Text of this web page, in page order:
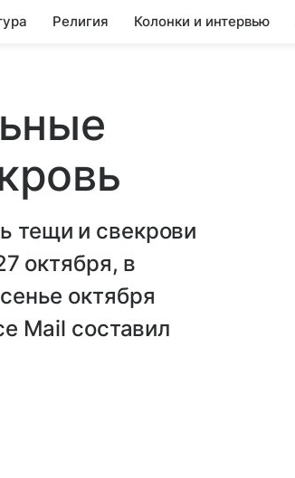
Религия Колонки и интервью
тещи и свекрови
октября, в
октября
Mail cоставил